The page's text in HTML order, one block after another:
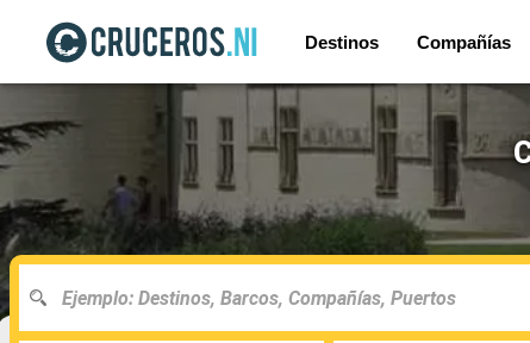
Destinos Compañías